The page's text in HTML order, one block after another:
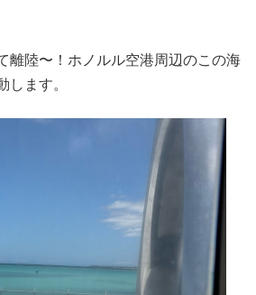
離陸〜！ホノルル空港周辺のこの海
ます。